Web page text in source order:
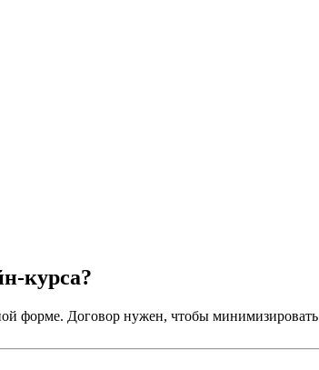
курса?
форме. Договор нужен, чтобы минимизировать